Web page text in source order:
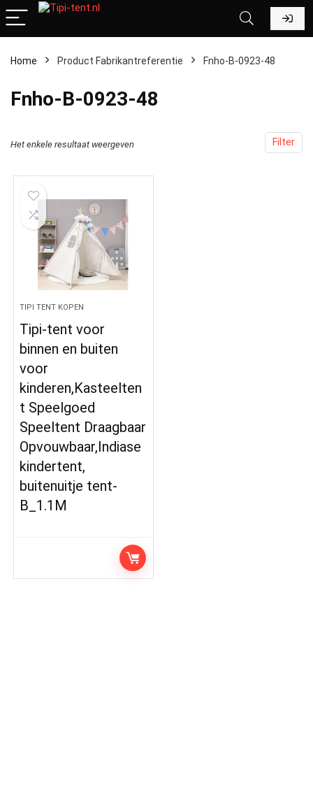
Home Product Fabrikantreferentie ‎Fnho-B-0923-48
‎Fnho-B-0923-48
Filter
Het enkele resultaat weergeven
TIPI TENT KOPEN
Tipi-tent voor
binnen en buiten
voor
kinderen,Kasteelten
t Speelgoed
Speeltent Draagbaar
Opvouwbaar,Indiase
kindertent,
buitenuitje tent-
B_1.1M